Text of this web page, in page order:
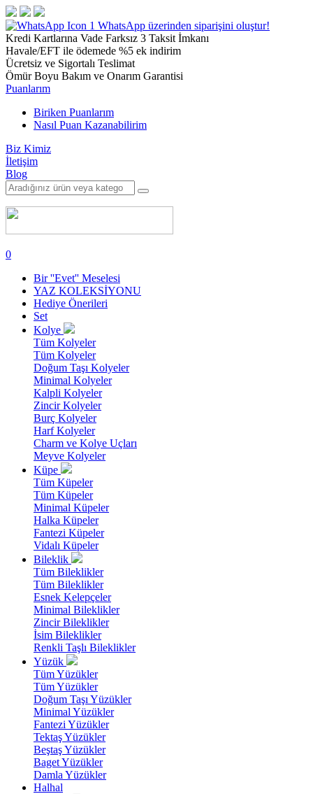
1 WhatsApp üzerinden siparişini oluştur!
Kredi Kartlarına Vade Farksız 3 Taksit İmkanı
Havale/EFT ile ödemede %5 ek indirim
Ücretsiz ve Sigortalı Teslimat
Ömür Boyu Bakım ve Onarım Garantisi
Puanlarım
Biriken Puanlarım
Nasıl Puan Kazanabilirim
Biz Kimiz
İletişim
Blog
0
Bir ''Evet'' Meselesi
YAZ KOLEKSİYONU
Hediye Önerileri
Set
Kolye
Tüm Kolyeler
Tüm Kolyeler
Doğum Taşı Kolyeler
Minimal Kolyeler
Kalpli Kolyeler
Zincir Kolyeler
Burç Kolyeler
Harf Kolyeler
Charm ve Kolye Uçları
Meyve Kolyeler
Küpe
Tüm Küpeler
Tüm Küpeler
Minimal Küpeler
Halka Küpeler
Fantezi Küpeler
Vidalı Küpeler
Bileklik
Tüm Bileklikler
Tüm Bileklikler
Esnek Kelepçeler
Minimal Bileklikler
Zincir Bileklikler
İsim Bileklikler
Renkli Taşlı Bileklikler
Yüzük
Tüm Yüzükler
Tüm Yüzükler
Doğum Taşı Yüzükler
Minimal Yüzükler
Fantezi Yüzükler
Tektaş Yüzükler
Beştaş Yüzükler
Baget Yüzükler
Damla Yüzükler
Halhal